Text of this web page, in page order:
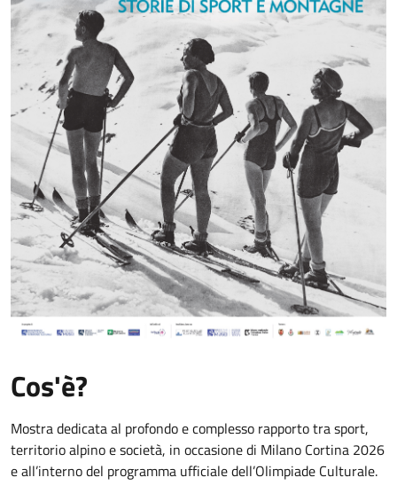
Cos'è?
Mostra dedicata al profondo e complesso rapporto tra sport,
territorio alpino e società, in occasione di Milano Cortina 2026
e all’interno del programma ufficiale dell’Olimpiade Culturale.